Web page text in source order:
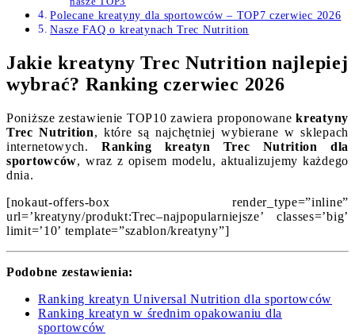
Polecane kreatyny dla sportowców – TOP7 czerwiec 2026
Nasze FAQ o kreatynach Trec Nutrition
Jakie kreatyny Trec Nutrition najlepiej
wybrać? Ranking czerwiec 2026
Poniższe zestawienie TOP10 zawiera proponowanekreatyny
Trec Nutrition, które są najchętniej wybierane w sklepach
internetowych. Ranking kreatyn Trec Nutrition dla
sportowców, wraz z opisem modelu, aktualizujemy każdego
dnia.
[nokaut-offers-box render_type=”inline”
url=’kreatyny/produkt:Trec–najpopularniejsze’ classes=’big’
limit=’10’ template=”szablon/kreatyny”]
Podobne zestawienia:
Ranking kreatyn Universal Nutrition dla sportowców
Ranking kreatyn w średnim opakowaniu dla
sportowców